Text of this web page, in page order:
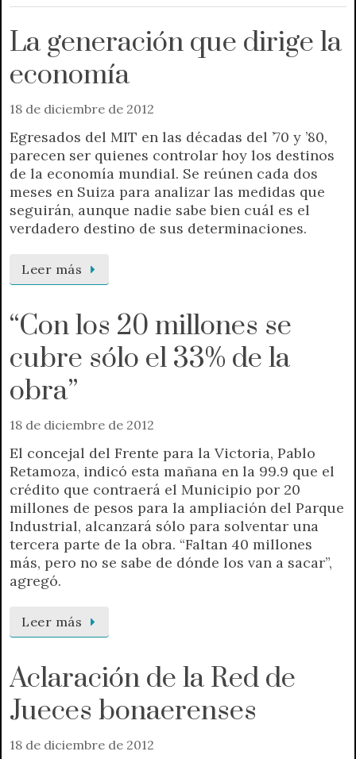
La generación que dirige la
economía
18 de diciembre de 2012
Egresados del MIT en las décadas del ’70 y ’80,
parecen ser quienes controlar hoy los destinos
de la economía mundial. Se reúnen cada dos
meses en Suiza para analizar las medidas que
seguirán, aunque nadie sabe bien cuál es el
verdadero destino de sus determinaciones.
Leer más
“Con los 20 millones se
cubre sólo el 33% de la
obra”
18 de diciembre de 2012
El concejal del Frente para la Victoria, Pablo
Retamoza, indicó esta mañana en la 99.9 que el
crédito que contraerá el Municipio por 20
millones de pesos para la ampliación del Parque
Industrial, alcanzará sólo para solventar una
tercera parte de la obra. “Faltan 40 millones
más, pero no se sabe de dónde los van a sacar”,
agregó.
Leer más
Aclaración de la Red de
Jueces bonaerenses
18 de diciembre de 2012